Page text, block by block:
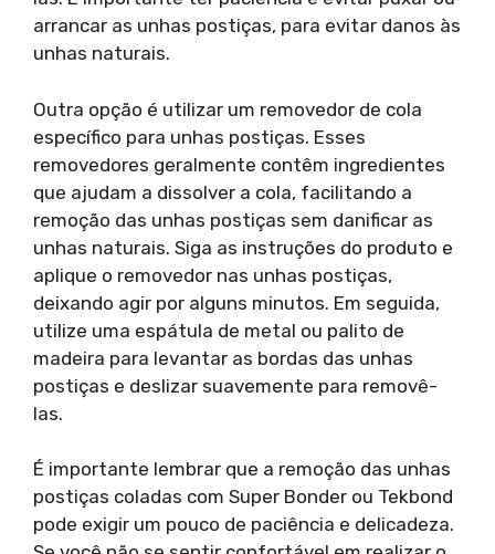
arrancar as unhas postiças, para evitar danos às
unhas naturais.
Outra opção é utilizar um removedor de cola
específico para unhas postiças. Esses
removedores geralmente contêm ingredientes
que ajudam a dissolver a cola, facilitando a
remoção das unhas postiças sem danificar as
unhas naturais. Siga as instruções do produto e
aplique o removedor nas unhas postiças,
deixando agir por alguns minutos. Em seguida,
utilize uma espátula de metal ou palito de
madeira para levantar as bordas das unhas
postiças e deslizar suavemente para removê-
las.
É importante lembrar que a remoção das unhas
postiças coladas com Super Bonder ou Tekbond
pode exigir um pouco de paciência e delicadeza.